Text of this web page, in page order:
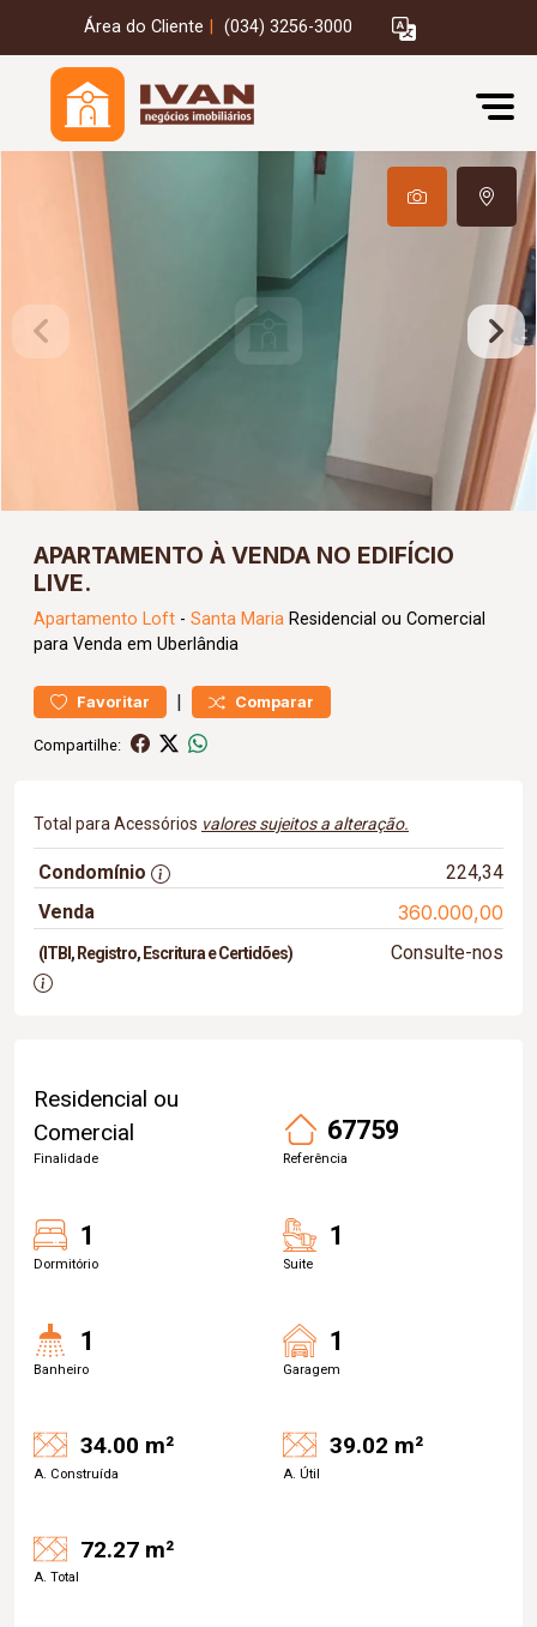
Área do Cliente (034) 3256-3000
APARTAMENTO À VENDA NO EDIFÍCIO
LIVE.
Apartamento Loft - Santa Maria Residencial ou Comercial
para Venda em Uberlândia
Favoritar | Comparar
Compartilhe:
Total para Acessórios valores sujeitos a alteração.
Condomínio
224,34
Venda
360.000,00
(ITBI, Registro, Escritura e Certidões) Consulte-nos
Residencial ou
Comercial
Finalidade
67759
Referência
1
Dormitório
1
Suite
1
Banheiro
1
Garagem
34.00 m²
A. Construída
39.02 m²
A. Útil
72.27 m²
A. Total